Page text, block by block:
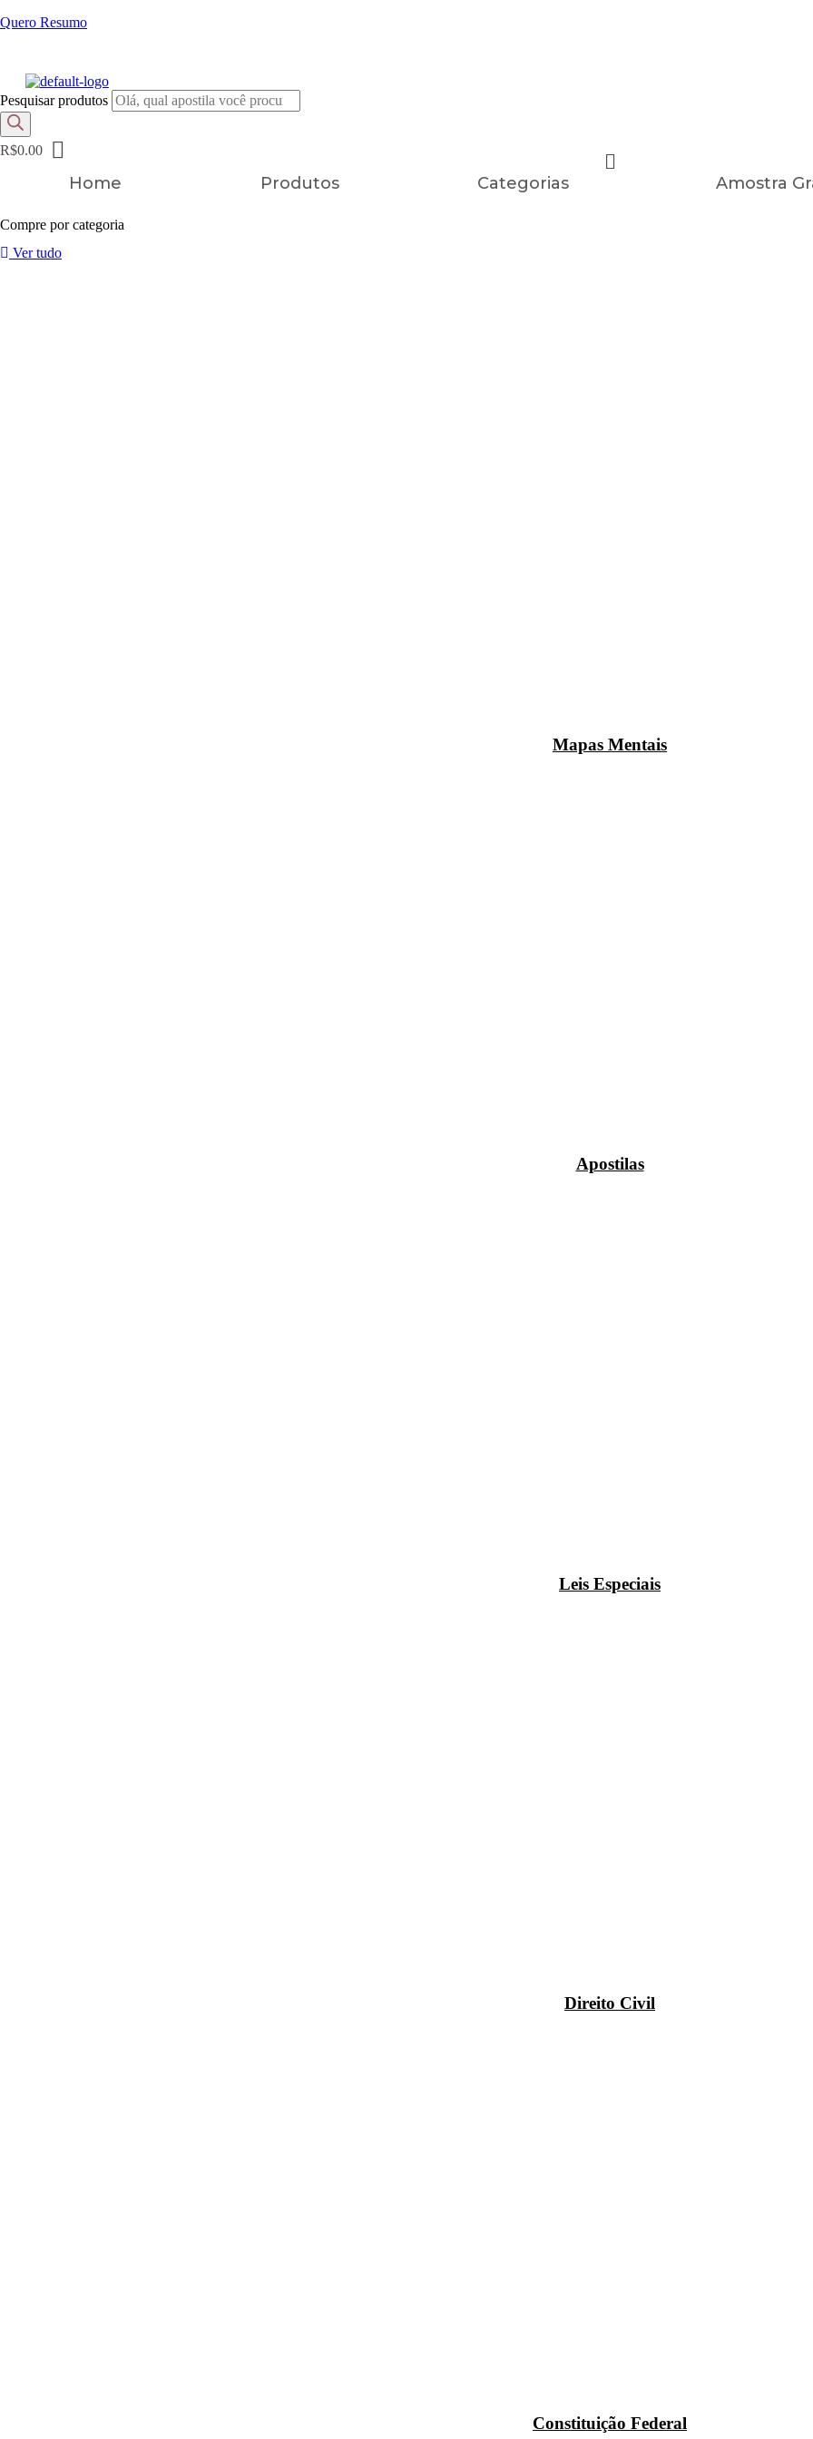
Quero Resumo
Pesquisar produtos
R$0.00
Home Produtos Categorias Amostra
Compre por categoria
Ver tudo
Mapas Mentais
Apostilas
Leis Especiais
Direito Civil
Constituição Federal